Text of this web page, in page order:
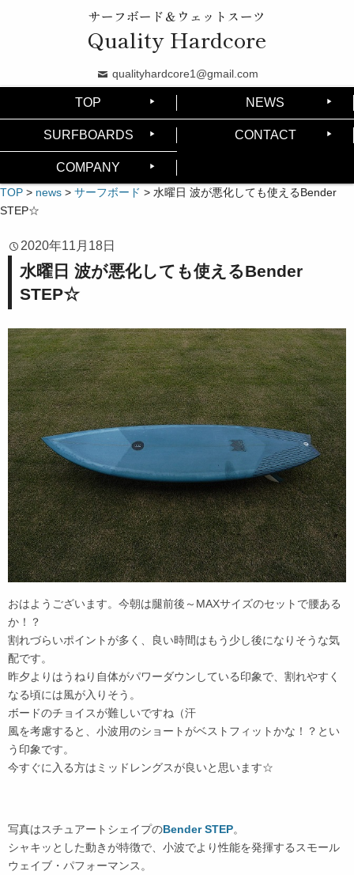
サーフボード＆ウェットスーツ
Quality Hardcore
qualityhardcore1@gmail.com
TOP NEWS
SURFBOARDS CONTACT
COMPANY
TOP > news > サーフボード > 水曜日 波が悪化しても使えるBender
STEP☆
2020年11月18日
水曜日 波が悪化しても使えるBender
STEP☆
おはようございます。今朝は腿前後～MAXサイズのセットで腰ある
か！？
割れづらいポイントが多く、良い時間はもう少し後になりそうな気
配です。
昨夕よりはうねり自体がパワーダウンしている印象で、割れやすく
なる頃には風が入りそう。
ボードのチョイスが難しいですね（汗
風を考慮すると、小波用のショートがベストフィットかな！？とい
う印象です。
今すぐに入る方はミッドレングスが良いと思います☆
写真はスチュアートシェイプのBender STEP。
シャキッとした動きが特徴で、小波でより性能を発揮するスモール
ウェイブ・パフォーマンス。